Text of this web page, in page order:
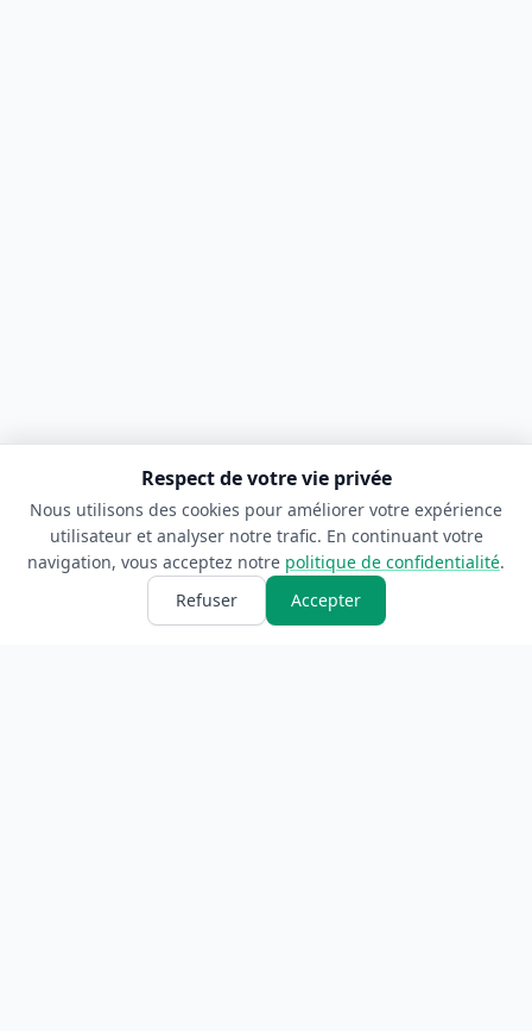
Respect de votre vie privée
Nous utilisons des cookies pour améliorer votre expérience
utilisateur et analyser notre trafic. En continuant votre
navigation, vous acceptez notre politique de confidentialité.
Refuser
Accepter